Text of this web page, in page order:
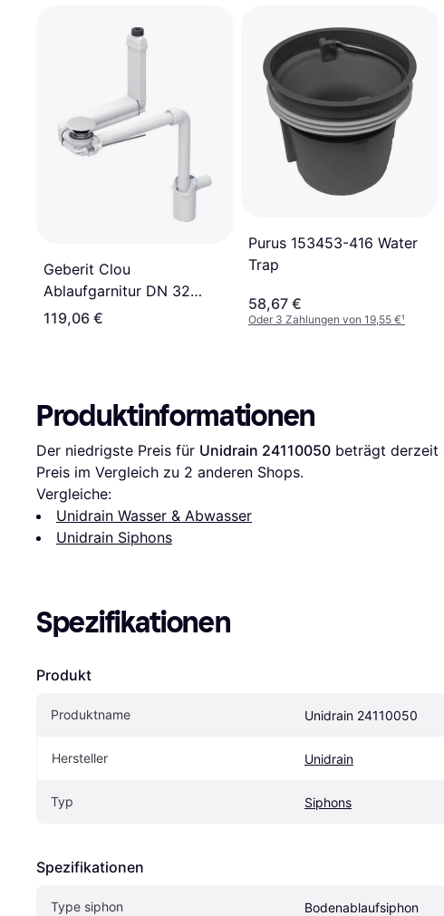
Geberit Clou
Ablaufgarnitur DN 32
32mm
119,06 €
Purus 153453-416 Water
Trap
58,67 €
Oder 3 Zahlungen von 19,55 €¹
Produktinformationen
Der niedrigste Preis für Unidrain 24110050 beträgt derzeit
Preis im Vergleich zu 2 anderen Shops.
Vergleiche:
Unidrain Wasser & Abwasser
Unidrain Siphons
Spezifikationen
Produkt
Produktname Unidrain 24110050
Hersteller Unidrain
Typ Siphons
Spezifikationen
Type siphon Bodenablaufsiphon